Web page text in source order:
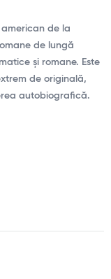
de la
de lungă
și romane. Este
de originală,
autobiografică.